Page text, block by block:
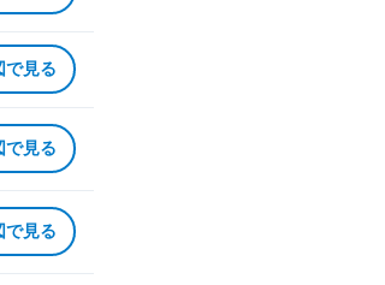
で見る
で見る
で見る